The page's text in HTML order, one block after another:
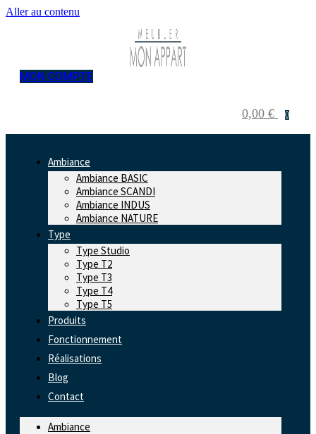
Aller au contenu
MON COMPTE
0,00 € 0
Ambiance
Ambiance BASIC
Ambiance SCANDI
Ambiance INDUS
Ambiance NATURE
Type
Type Studio
Type T2
Type T3
Type T4
Type T5
Produits
Fonctionnement
Réalisations
Blog
Contact
Ambiance